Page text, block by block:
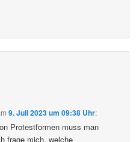
9. Juli 2023 um 09:38 Uhr:
Protestformen muss man
frage mich, welche